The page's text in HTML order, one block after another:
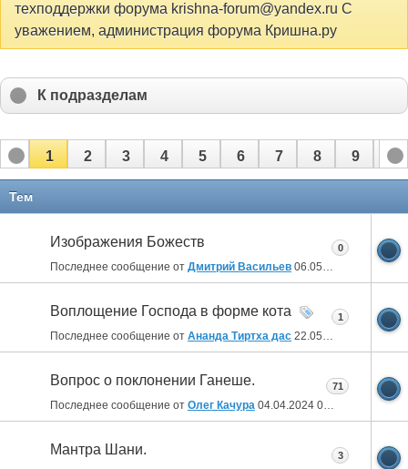
техподдержки форума krishna-forum@yandex.ru С
уважением, администрация форума Кришна.ру
К подразделам
1 2 3 4 5 6 7 8 9 10
Тем
Изображения Божеств
Последнее сообщение от Дмитрий Васильев 06.05.2026
0
Воплощение Господа в форме кота
Последнее сообщение от Ананда Тиртха дас 22.05.2025
1
Вопрос о поклонении Ганеше.
Последнее сообщение от Олег Качура 04.04.2024 05:36
71
Мантра Шани. 3